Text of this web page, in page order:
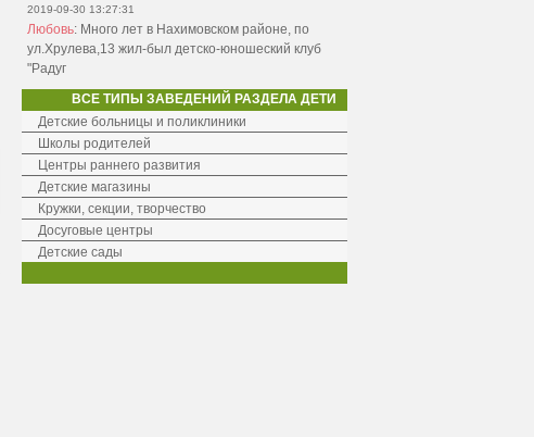
2019-09-30 13:27:31
Любовь: Много лет в Нахимовском районе, по
ул.Хрулева,13 жил-был детско-юношеский клуб
"Радуг
ВСЕ ТИПЫ ЗАВЕДЕНИЙ РАЗДЕЛА ДЕТИ
Детские больницы и поликлиники
Школы родителей
Центры раннего развития
Детские магазины
Кружки, секции, творчество
Досуговые центры
Детские сады